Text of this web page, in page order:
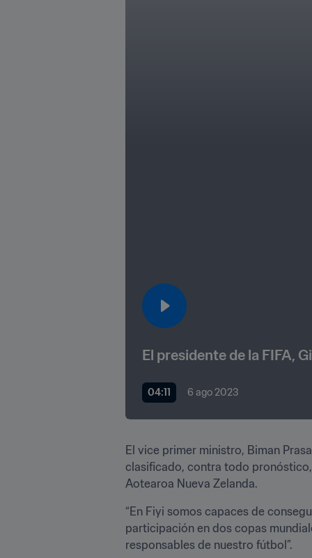
El presidente de la FIFA,
04:11 6 ago 2023
El vice primer ministro, Biman
clasificado, contra todo
Aotearoa Nueva Zelanda.
“En Fiyi somos capaces de
participación en dos copas
responsables de nuestro fútbol”.